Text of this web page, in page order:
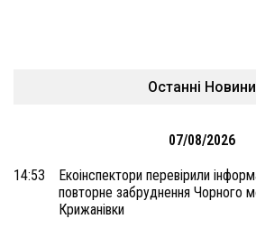
Останні Новини
07/08/2026
14:53
Екоінспектори перевірили
повторне забруднення Чорного
Крижанівки